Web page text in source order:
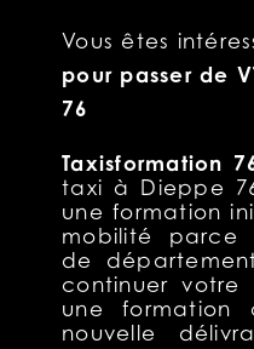
Vous êtes
pour passer de
76
Taxisformation
taxi à Dieppe
une formation
mobilité parce
de
continuer
une formation
nouvelle